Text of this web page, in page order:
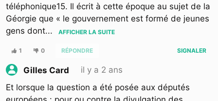
téléphonique15. Il écrit à cette époque au sujet de la
Géorgie que « le gouvernement est formé de jeunes
gens dont... AFFICHER LA SUITE
1 0 RÉPONDRE SIGNALER
Gilles Card
il y a 2 ans
Et lorsque la question a été posée aux députés